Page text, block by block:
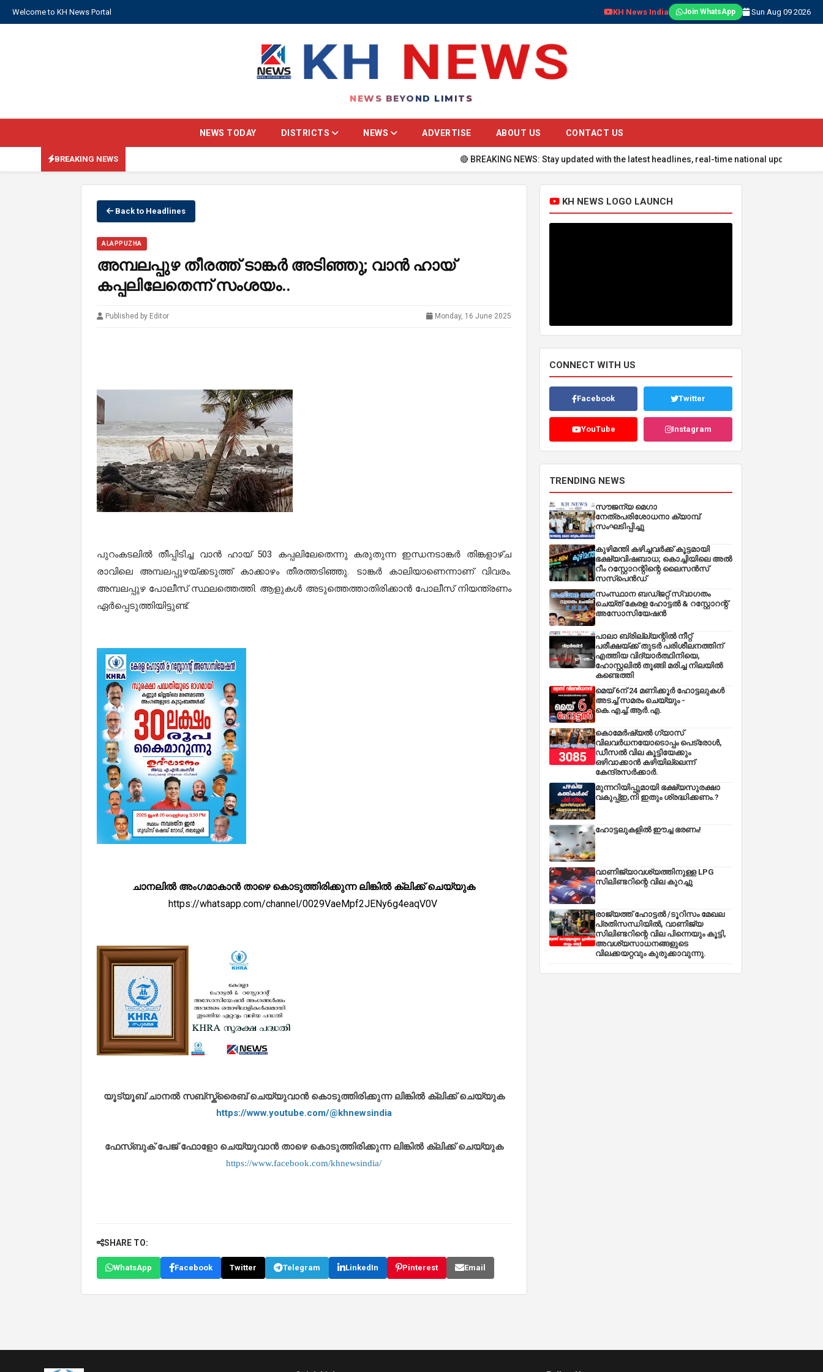
Welcome to KH News Portal KH News India Join WhatsApp Sun Aug 09 2026
NEWS BEYOND LIMITS
NEWS TODAY DISTRICTS NEWS ADVERTISE ABOUT US CONTACT US
BREAKING NEWS 🔴 BREAKING NEWS: Stay updated with the latest headlines, real-time national updates, global
Back to Headlines
ALAPPUZHA
അമ്പലപ്പുഴ തീരത്ത് ടാങ്കര്‍ അടിഞ്ഞു; വാന്‍ ഹായ്
കപ്പലിലേതെന്ന് സംശയം..
Published by Editor Monday, 16 June 2025
പുറംകടലില്‍ തീപ്പിടിച്ച വാന്‍ ഹായ് 503 കപ്പലിലേതെന്നു കരുതുന്ന ഇന്ധനടാങ്കര്‍ തിങ്കളാഴ്ച
രാവിലെ അമ്പലപ്പുഴയ്ക്കടുത്ത് കാക്കാഴം തീരത്തടിഞ്ഞു. ടാങ്കര്‍ കാലിയാണെന്നാണ് വിവരം.
അമ്പലപ്പുഴ പോലീസ് സ്ഥലത്തെത്തി. ആളുകള്‍ അടുത്തെത്താതിരിക്കാന്‍ പോലീസ് നിയന്ത്രണം
ഏര്‍പ്പെടുത്തിയിട്ടുണ്ട്.
ചാനലിൽ അംഗമാകാൻ താഴെ കൊടുത്തിരിക്കുന്ന ലിങ്കിൽ ക്ലിക്ക് ചെയ്യുക
https://whatsapp.com/channel/0029VaeMpf2JENy6g4eaqV0V
യൂട്യൂബ് ചാനൽ സബ്സ്ക്രൈബ് ചെയ്യുവാൻ കൊടുത്തിരിക്കുന്ന ലിങ്കിൽ ക്ലിക്ക് ചെയ്യുക
https://www.youtube.com/@khnewsindia
ഫേസ്ബുക് പേജ് ഫോളോ ചെയ്യുവാൻ താഴെ കൊടുത്തിരിക്കുന്ന ലിങ്കിൽ ക്ലിക്ക് ചെയ്യുക
https://www.facebook.com/khnewsindia/
SHARE TO:
WhatsApp Facebook Twitter Telegram LinkedIn Pinterest Email
KH NEWS LOGO LAUNCH
CONNECT WITH US
Facebook Twitter
YouTube Instagram
TRENDING NEWS
സൗജന്യ മെഗാ
നേത്രപരിശോധനാ ക്യാമ്പ്
സംഘടിപ്പിച്ചു
കുഴിമന്തി കഴിച്ചവർക്ക് കൂട്ടമായി
ഭക്ഷ്യവിഷബാധ; കൊച്ചിയിലെ അൽ
റീം റസ്റ്റോറന്റിന്റെ ലൈസൻസ്
സസ്പെൻഡ്
സംസ്ഥാന ബഡ്‌ജറ്റ് സ്വാഗതം
ചെയ്ത് കേരള ഹോട്ടൽ & റസ്റ്റോറന്റ്
അസോസിയേഷൻ
പാലാ ബ്രില്ല്യന്റിൽ നീറ്റ്
പരീക്ഷയ്ക്ക് തുടർ പരിശീലനത്തിന്
എത്തിയ വിദ്യാർത്ഥിനിയെ,
ഹോസ്റ്റലിൽ തൂങ്ങി മരിച്ച നിലയിൽ
കണ്ടെത്തി
മെയ് 6ന് 24 മണിക്കൂർ ഹോട്ടലുകൾ
അടച്ച് സമരം ചെയ്യും -
കെ.എച്ച്.ആർ.എ.
കൊമേർഷ്യൽ ഗ്യാസ്
വിലവർധനയോടൊപ്പം പെട്രോൾ,
ഡീസല്‍ വില കൂട്ടിയേക്കും
ഒഴിവാക്കാന്‍ കഴിയില്ലെന്ന്
കേന്ദ്രസര്‍ക്കാര്‍.
മുന്നറിയിപ്പുമായി ഭക്ഷ്യസുരക്ഷാ
വകുപ്പ്ഇ,നി ഇതും ശ്രദ്ധിക്കണം.?
ഹോട്ടലുകളിൽ ഈച്ച ഭരണം!
വാണിജ്യാവശ്യത്തിനുള്ള LPG
സിലിണ്ടറിന്റെ വില കുറച്ചു
രാജ്യത്ത് ഹോട്ടൽ /ടൂറിസം മേഖല
പ്രതിസന്ധിയിൽ, വാണിജ്യ
സിലിണ്ടറിന്റെ വില പിന്നെയും കൂട്ടി,
അവശ്യസാധനങ്ങളുടെ
വിലക്കയറ്റവും കുരുക്കാവുന്നു.